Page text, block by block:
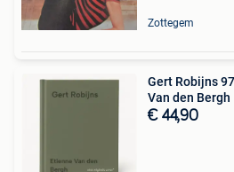
Zottegem
Gert Robijns
Van den Bergh
€ 44,90